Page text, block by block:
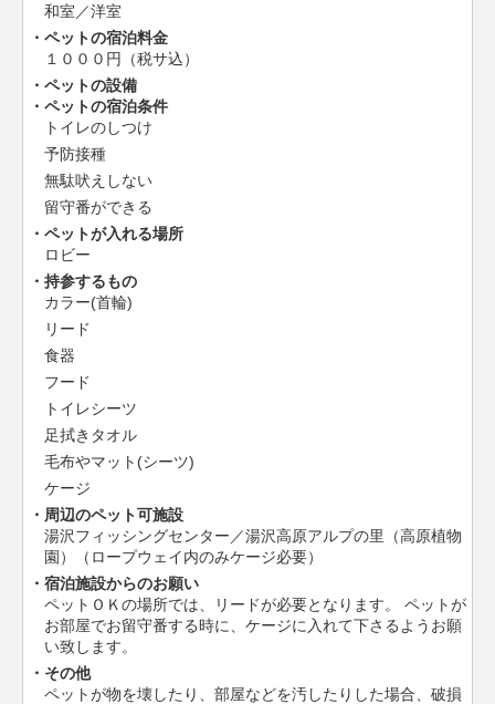
和室／洋室
ペットの宿泊料金
１０００円（税サ込）
ペットの設備
ペットの宿泊条件
トイレのしつけ
予防接種
無駄吠えしない
留守番ができる
ペットが入れる場所
ロビー
持参するもの
カラー(首輪)
リード
食器
フード
トイレシーツ
足拭きタオル
毛布やマット(シーツ)
ケージ
周辺のペット可施設
湯沢フィッシングセンター／湯沢高原アルプの里（高原植物
園）（ロープウェイ内のみケージ必要）
宿泊施設からのお願い
ペットＯＫの場所では、リードが必要となります。 ペットが
お部屋でお留守番する時に、ケージに入れて下さるようお願
い致します。
その他
ペットが物を壊したり、部屋などを汚したりした場合、破損